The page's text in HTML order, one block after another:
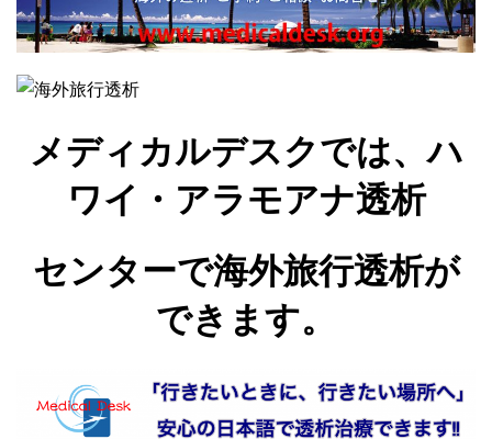
メディカルデスクでは、ハ
ワイ・アラモアナ透析
センターで海外旅行透析が
できます。